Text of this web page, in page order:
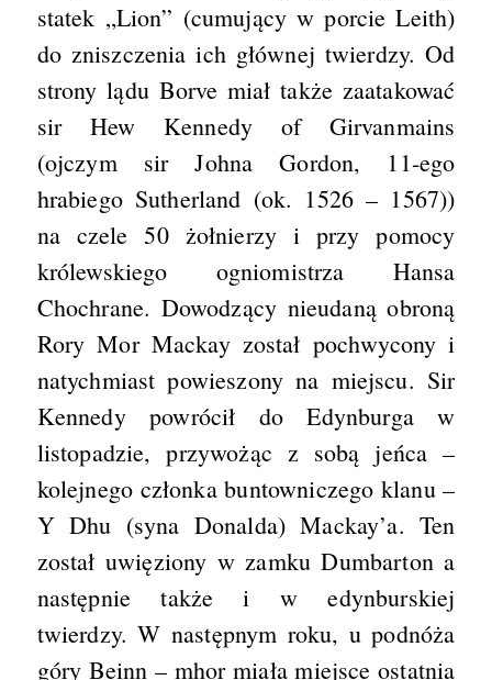
statek „Lion” (cumujący w porcie Leith)
do zniszczenia ich głównej twierdzy. Od
strony lądu Borve miał także zaatakować
sir Hew Kennedy of Girvanmains
(ojczym sir Johna Gordon, 11-ego
hrabiego Sutherland (ok. 1526 – 1567))
na czele 50 żołnierzy i przy pomocy
królewskiego ogniomistrza Hansa
Chochrane. Dowodzący nieudaną obroną
Rory Mor Mackay został pochwycony i
natychmiast powieszony na miejscu. Sir
Kennedy powrócił do Edynburga w
listopadzie, przywożąc z sobą jeńca –
kolejnego członka buntowniczego klanu –
Y Dhu (syna Donalda) Mackay’a. Ten
został uwięziony w zamku Dumbarton a
następnie także i w edynburskiej
twierdzy. W następnym roku, u podnóża
góry Beinn – mhor miała miejsce ostatnia